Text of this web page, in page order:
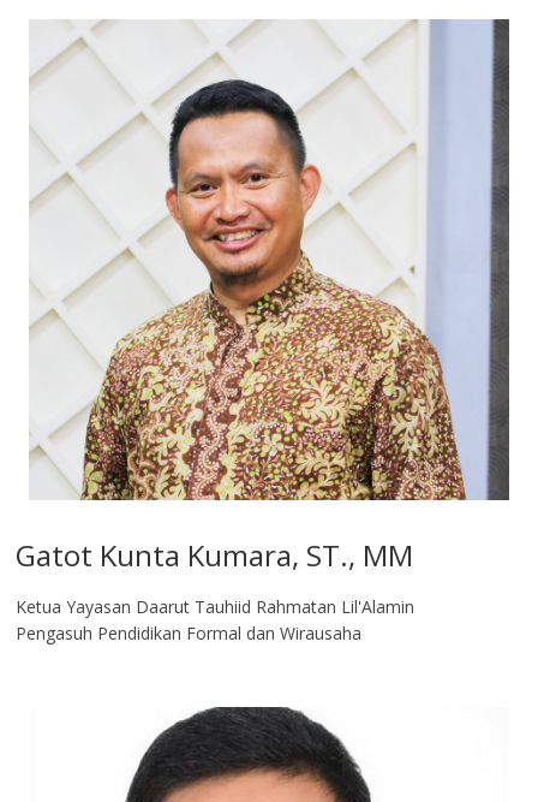
Gatot Kunta Kumara, ST., MM
Ketua Yayasan Daarut Tauhiid Rahmatan Lil'Alamin
Pengasuh Pendidikan Formal dan Wirausaha